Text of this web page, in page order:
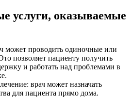
услуги, оказываемые
может проводить одиночные или
позволяет пациенту получить
и работать над проблемами в
врач может назначать
для пациента прямо дома.